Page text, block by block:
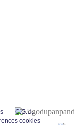
C.G.U.
cookies